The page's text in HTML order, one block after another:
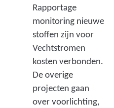
Rapportage
monitoring nieuwe
stoffen zijn voor
Vechtstromen
kosten verbonden.
De overige
projecten gaan
over voorlichting,